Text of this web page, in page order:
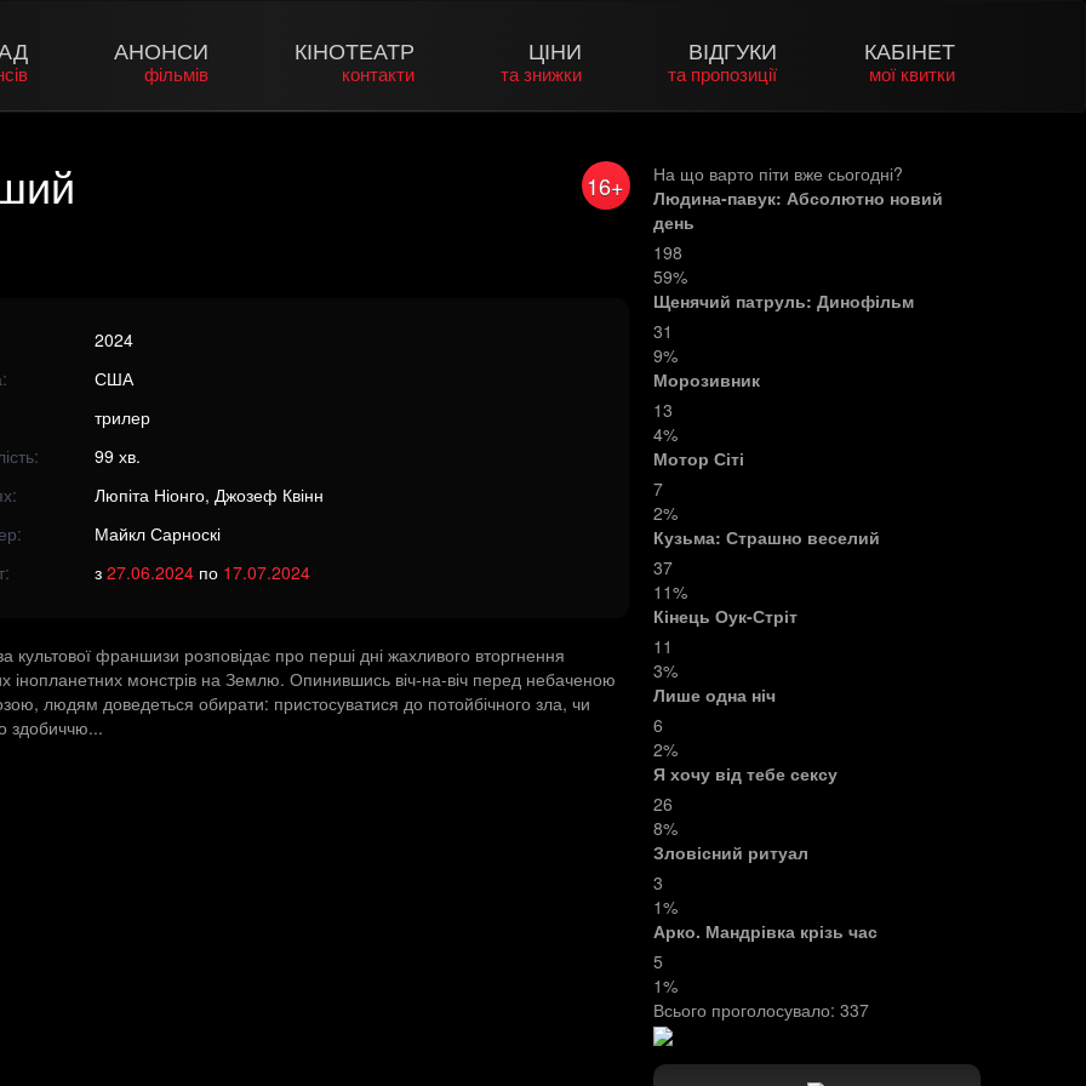
АНОНСИ
фільмів
КІНОТЕАТР
контакти
ЦІНИ
та знижки
ВІДГУКИ
та пропозиції
КАБІНЕТ
мої квитки
16+
2024
США
трилер
99 хв.
Люпіта Ніонго, Джозеф Квінн
Майкл Сарноскі
з 27.06.2024по 17.07.2024
культової франшизи розповідає про перші дні жахливого вторгнення
інопланетних монстрів на Землю. Опинившись віч-на-віч перед небаченою
людям доведеться обирати: пристосуватися до потойбічного зла, чи
здобиччю...
На що варто піти вже сьогодні?
Людина-павук: Абсолютно новий
день
198
59%
Щенячий патруль: Динофільм
31
9%
Морозивник
13
4%
Мотор Сіті
7
2%
Кузьма: Страшно веселий
37
11%
Кінець Оук-Стріт
11
3%
Лише одна ніч
6
2%
Я хочу від тебе сексу
26
8%
Зловісний ритуал
3
1%
Арко. Мандрівка крізь час
5
1%
Всього проголосувало: 337